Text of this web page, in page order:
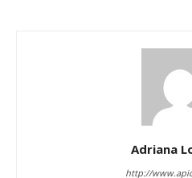
Adriana
http://